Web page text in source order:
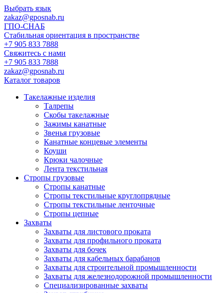
Выбрать язык
zakaz@gposnab.ru
ГПО-СНАБ
Стабильная ориентация в пространстве
+7 905 833 7888
Свяжитесь с нами
+7 905 833 7888
zakaz@gposnab.ru
Каталог товаров
Такелажные изделия
Талрепы
Скобы такелажные
Зажимы канатные
Звенья грузовые
Канатные концевые элементы
Коуши
Крюки чалочные
Лента текстильная
Стропы грузовые
Стропы канатные
Стропы текстильные круглопрядные
Стропы текстильные ленточные
Стропы цепные
Захваты
Захваты для листового проката
Захваты для профильного проката
Захваты для бочек
Захваты для кабельных барабанов
Захваты для строительной промышленности
Захваты для железнодорожной промышленности
Специализированные захваты